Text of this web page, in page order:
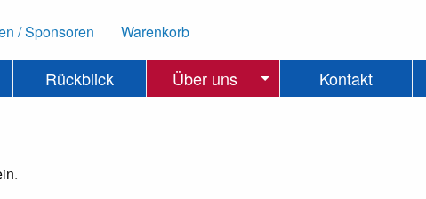
/ Sponsoren Warenkorb
Rückblick Über uns Kontakt